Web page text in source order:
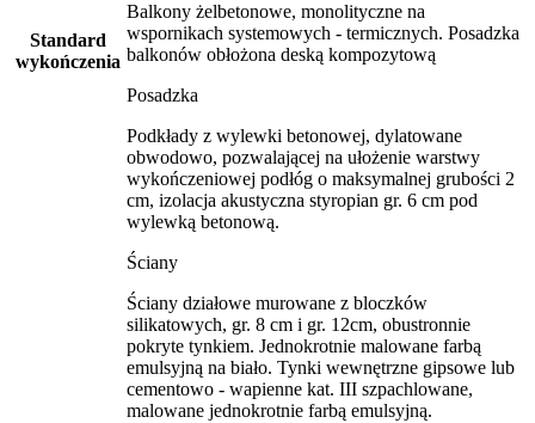
Standard
wykończenia
Balkony żelbetonowe, monolityczne na
wspornikach systemowych - termicznych. Posadzka
balkonów obłożona deską kompozytową
Posadzka
Podkłady z wylewki betonowej, dylatowane
obwodowo, pozwalającej na ułożenie warstwy
wykończeniowej podłóg o maksymalnej grubości 2
cm, izolacja akustyczna styropian gr. 6 cm pod
wylewką betonową.
Ściany
Ściany działowe murowane z bloczków
silikatowych, gr. 8 cm i gr. 12cm, obustronnie
pokryte tynkiem. Jednokrotnie malowane farbą
emulsyjną na biało. Tynki wewnętrzne gipsowe lub
cementowo - wapienne kat. III szpachlowane,
malowane jednokrotnie farbą emulsyjną.